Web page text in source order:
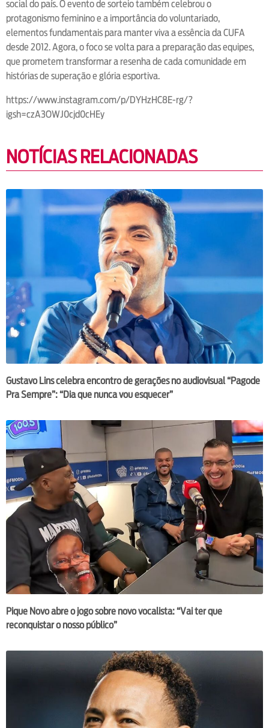
social do país. O evento de sorteio também celebrou o
protagonismo feminino e a importância do voluntariado,
elementos fundamentais para manter viva a essência da CUFA
desde 2012. Agora, o foco se volta para a preparação das equipes,
que prometem transformar a resenha de cada comunidade em
histórias de superação e glória esportiva.
https://www.instagram.com/p/DYHzHC8E-rg/?
igsh=czA3OWJ0cjd0cHEy
NOTÍCIAS RELACIONADAS
Gustavo Lins celebra encontro de gerações no audiovisual “Pagode
Pra Sempre”: “Dia que nunca vou esquecer”
Pique Novo abre o jogo sobre novo vocalista: “Vai ter que
reconquistar o nosso público”